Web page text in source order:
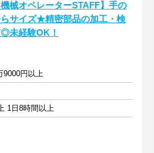
機械オペレーターSTAFF】手の
サイズ★精密部品の加工・検
未経験OK！
9000円以上
1日8時間以上